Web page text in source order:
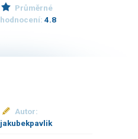
Průměrné
hodnocení:4.8
Autor:
jakubekpavlik